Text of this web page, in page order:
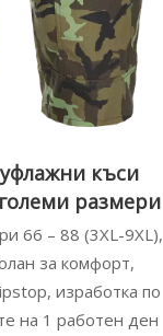
къси
размери
66 – 88 (3XL-9XL),
за комфорт,
изработка по
на 1 работен ден